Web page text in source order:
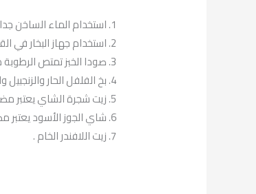
استخدام الماء الساخن
استخدام جهاز البخار في
صودا الخبز تمتص
بخ الفلفل الحار والزنجبيل
زيت شجرة الشاي يعتبر
شاي الجوز الأسود يعتبر
زيت اللافندر الخام .